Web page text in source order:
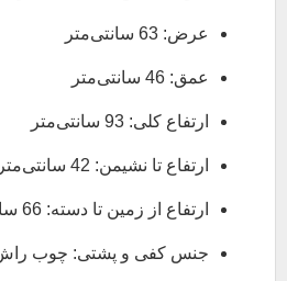
عرض: 63 سانتی‌متر
عمق: 46 سانتی‌متر
ارتفاع کلی: 93 سانتی‌متر
ارتفاع تا نشیمن: 42 سانتی‌متر
ارتفاع از زمین تا دسته: 66 سانتی‌متر
جنس کفی و پشتی: چوب راش